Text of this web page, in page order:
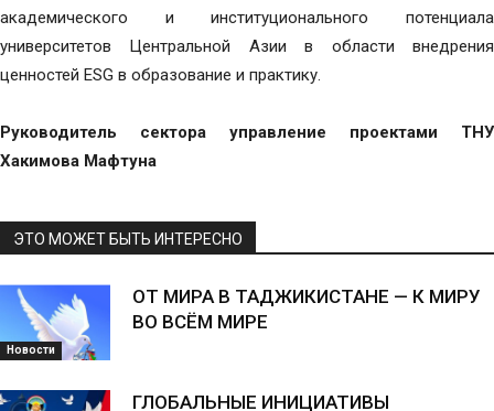
академического и институционального потенциала
университетов Центральной Азии в области внедрения
ценностей ESG в образование и практику.
Руководитель сектора управление проектами ТНУ
Хакимова Мафтуна
ЭТО МОЖЕТ БЫТЬ ИНТЕРЕСНО
Новости
ОТ МИРА В ТАДЖИКИСТАНЕ — К МИРУ
ВО ВСЁМ МИРЕ
ГЛОБАЛЬНЫЕ ИНИЦИАТИВЫ